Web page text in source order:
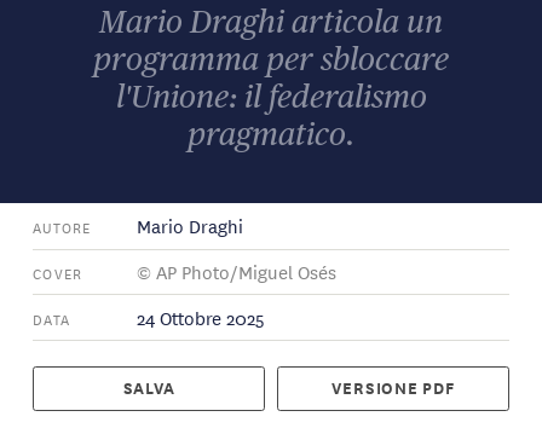
Mario Draghi articola un
programma per sbloccare
l'Unione: il federalismo
pragmatico.
AUTORE Mario Draghi
COVER © AP Photo/Miguel Osés
DATA 24 Ottobre 2025
SALVA VERSIONE PDF